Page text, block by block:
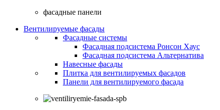
фасадные панели
Вентилируемые фасады
Фасадные системы
Фасадная подсистема Ронсон Хаус
Фасадная подсистема Альтернатива
Навесные фасады
Плитка для вентилируемых фасадов
Панели для вентилируемого фасада